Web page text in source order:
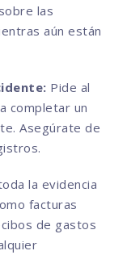
las
aún están
Pide al
completar un
Asegúrate de
la evidencia
facturas
de gastos